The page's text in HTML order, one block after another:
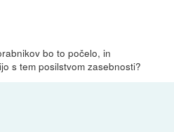
bo to počelo, in
s tem posilstvom zasebnosti?